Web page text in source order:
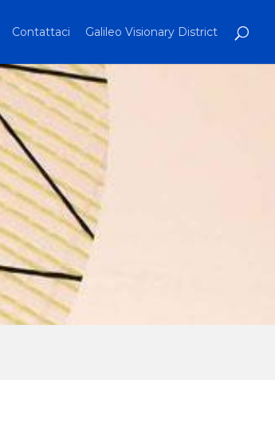
Contattaci Galileo Visionary District